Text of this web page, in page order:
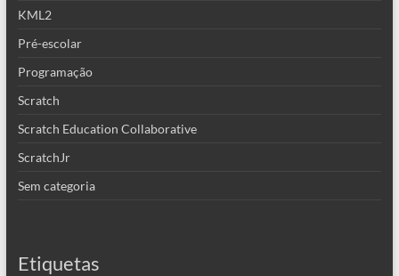
KML2
Pré-escolar
Programação
Scratch
Scratch Education Collaborative
ScratchJr
Sem categoria
Etiquetas